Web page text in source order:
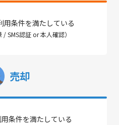
用条件を満たしている
/ SMS認証 or 本人確認）
売却
条件を満たしている